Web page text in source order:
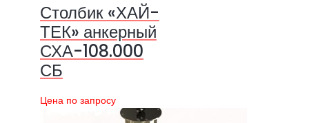
Столбик «ХАЙ-
ТЕК» анкерный
СХА-108.000
СБ
Цена по запросу